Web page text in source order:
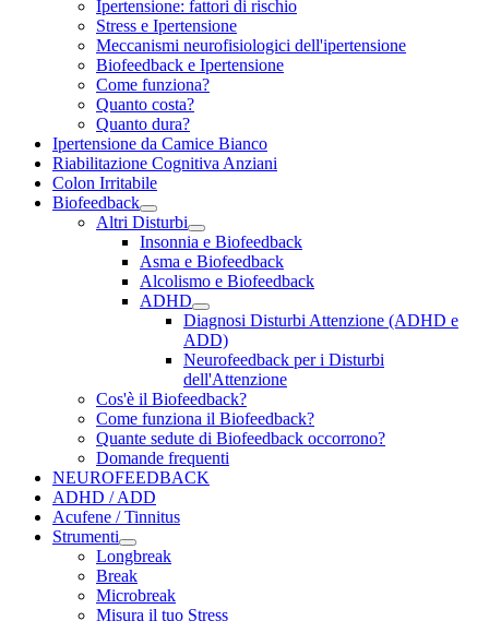
Ipertensione: fattori di rischio
Stress e Ipertensione
Meccanismi neurofisiologici dell'ipertensione
Biofeedback e Ipertensione
Come funziona?
Quanto costa?
Quanto dura?
Ipertensione da Camice Bianco
Riabilitazione Cognitiva Anziani
Colon Irritabile
Biofeedback
Altri Disturbi
Insonnia e Biofeedback
Asma e Biofeedback
Alcolismo e Biofeedback
ADHD
Diagnosi Disturbi Attenzione (ADHD e
ADD)
Neurofeedback per i Disturbi
dell'Attenzione
Cos'è il Biofeedback?
Come funziona il Biofeedback?
Quante sedute di Biofeedback occorrono?
Domande frequenti
NEUROFEEDBACK
ADHD / ADD
Acufene / Tinnitus
Strumenti
Longbreak
Break
Microbreak
Misura il tuo Stress